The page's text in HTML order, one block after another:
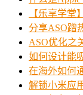
【乐享学堂
分享ASO蹭
ASO优化之
如何设计能
在海外如何
解锁小米应